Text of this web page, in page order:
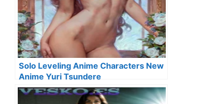
Solo Leveling Anime Characters New
Anime Yuri Tsundere